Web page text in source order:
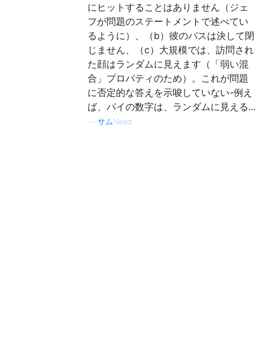
にヒットすることはありません（ジェ
フが問題のステートメントで述べてい
るように）、（b）彼のパスは決して閉
じません、（c）大規模では、訪問され
た顔はランダムに見えます（「弱い混
合」プロパティのため）。これが問題
に否定的な答えを示唆していない-例え
ば、パイの数字は、ランダムに見える...
サムNead